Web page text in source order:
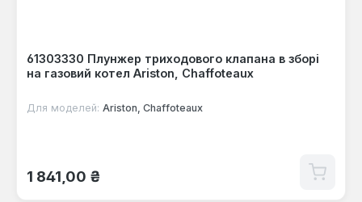
61303330 Плунжер триходового клапана в зборі
на газовий котел Ariston, Chaffoteaux
Для моделей: Ariston, Chaffoteaux
Звичайна ціна:
1 841,00 ₴